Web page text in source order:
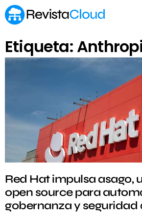
Etiqueta:
Red Hat impulsa asago,
open source para
gobernanza y seguridad